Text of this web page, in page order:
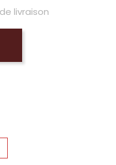
livraison